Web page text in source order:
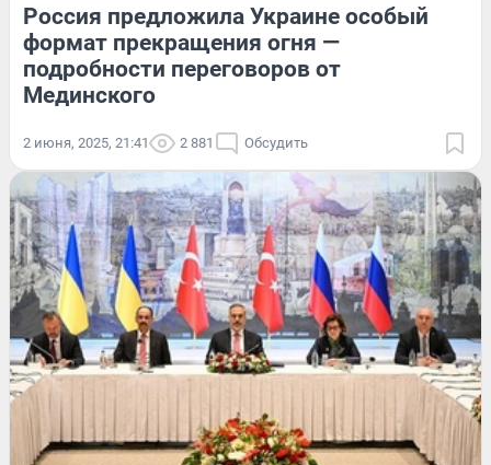
Россия предложила Украине особый
формат прекращения огня —
подробности переговоров от
Мединского
2 июня, 2025, 21:41 2 881 Обсудить